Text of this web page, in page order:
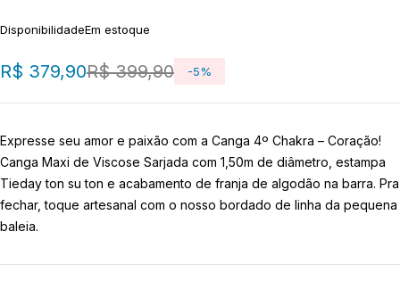
DisponibilidadeEm estoque
R$399,90
R$ 379,90 -5%
Expresse seu amor e paixão com a Canga 4º Chakra – Coração!
Canga Maxi de Viscose Sarjada com 1,50m de diâmetro, estampa
Tieday ton su ton e acabamento de franja de algodão na barra. Pra
fechar, toque artesanal com o nosso bordado de linha da pequena
baleia.